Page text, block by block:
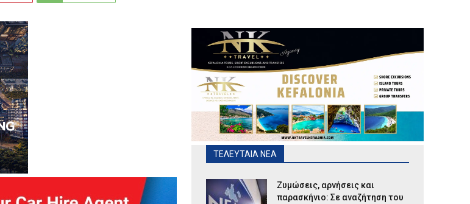
ΤΕΛΕΥΤΑΙΑ ΝΕΑ
Ζυμώσεις, αρνήσεις και
παρασκήνιο: Σε αναζήτηση του